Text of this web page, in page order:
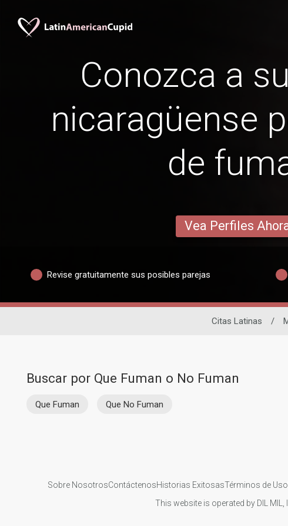
Conozca a
nicaragüense
de
Vea Perfiles
Revise gratuitamente sus posibles parejas
Citas Latinas /
Buscar por Que Fuman o No Fuman
Que Fuman Que No Fuman
Sobre NosotrosContáctenosHistorias ExitosasTérminos de Uso
This website is operated by DIL